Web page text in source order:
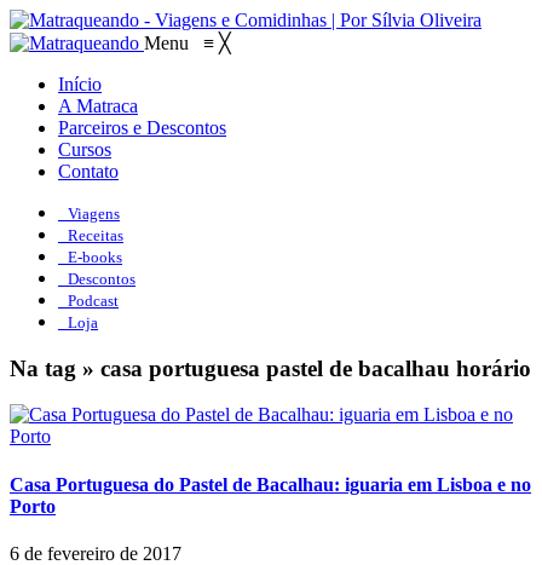
Menu ≡ ╳
Início
A Matraca
Parceiros e Descontos
Cursos
Contato
Viagens
Receitas
E-books
Descontos
Podcast
Loja
Na tag » casa portuguesa pastel de bacalhau horário
Casa Portuguesa do Pastel de Bacalhau: iguaria em Lisboa e no
Porto
6 de fevereiro de 2017